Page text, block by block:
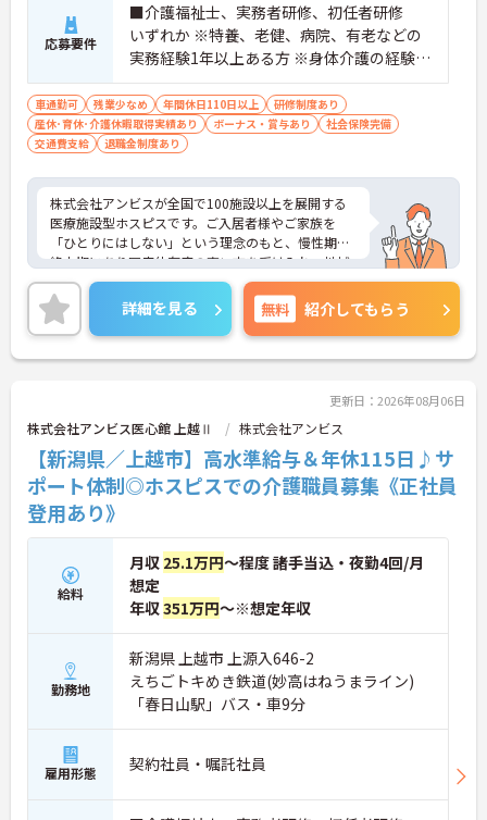
しやすく、初任者研修や実務者研修からでも着実に
専門性を高められます
＜残業月7時間以下で身体の負担を軽減！＞
・常勤で働くスタッフの比率が90パーセント以上と
高く、急なシフト変更や無理な長時間勤務が発生し
にくい人員体制です
・訪問スケジュールに沿って施設内でのケアを行う
ため、月平均の残業時間は5時間から7時間程度とか
なり少なめに抑えられます
・夜勤明けの翌日は原則としてお休みとなるシフト
編成が組まれており、しっかりと休息を取りながら
長期的な就業が可能です
＜評価制度でキャリアアップ＞
・介護福祉士や初任者研修などの資格や実務経験、
夜勤回数がしっかりと給与に反映されるためモチベ
ーションを維持できます
・年次を問わずリーダーや主任などのマネジメント
応募要件
■介護福祉士、実務者研修、初任者研修
いずれか ※特養、老健、病院、有老などの
実務経験1年以上ある方 ※身体介護の経験年
以上ある方、機械浴の使用の経験のある方
歓迎
車通勤可 残業少なめ 年間休日110日以上
研修制度あり
産休･育休･介護休暇取得実績あり
ボーナス・賞与あり
社会保険完備
交通費支給
退職金制度あり
株式会社アンビスが全国で100施設以上を展開する
医療施設型ホスピスです。ご入居者様やご家族を
「ひとりにはしない」という理念のもと、慢性期や
終末期にあり医療依存度の高い方を受け入れ、地域
医療を支える社会的意義の高い事業を推進していま
す。現場には看護師が24時間常駐しています。急変
時の対応や医療行為は看護師が担当するため、初任
者研修や実務者研修の方も食事介助や入浴介助など
の生活を支えるケアに専念できる環境です。多職種
連携の体制がしっかりと整っています。働き方の面
では、夜勤明けの翌日が原則として公休となるほ
か、月平均の残業時間も5時間から7時間程度とかな
り少なめです。常勤スタッフの比率が90パーセント
を超えているため急な勤務変更が発生しにくく、あ
らかじめ決められた訪問予定表に沿って規則正しく
働けます。入職後は現場スタッフによるお一人おひ
とりに合わせた個別のOJT研修が実施されます。eラ
ーニングも導入されており、多職種と連携しながら
専門性を着実に深めていける環境が用意されていま
す。
★おすすめPOINT★
＜個別ＯＪＴとチーム連携で着実に成長！＞
・入職後はお一人おひとりの習熟度に合わせた個別
のＯＪＴ研修を実施し、ｅラーニングを用いた学習
の機会も提供されます
・施設内には看護師が24時間常駐しており、急変時
の対応や専門的な医療処置は看護師が担当するため
負担が減ります
詳細を見る 無料 紹介してもらう
更新日：2026年08月06日
株式会社アンビス医心館 上越Ⅱ 株式会社アンビス
【新潟県／上越市】高水準給与＆年休115日♪サ
ポート体制◎ホスピスでの介護職員募集《正社員
登用あり》
給料
月収 25.1万円～程度 諸手当込・夜勤4回/月
想定
年収351万円～※想定年収
勤務地
新潟県 上越市 上源入646-2
えちごトキめき鉄道(妙高はねうまライン)
「春日山駅」バス・車9分
雇用形態 契約社員・嘱託社員